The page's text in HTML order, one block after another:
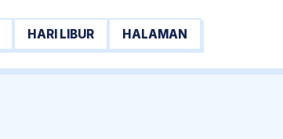
HARI LIBUR HALAMAN